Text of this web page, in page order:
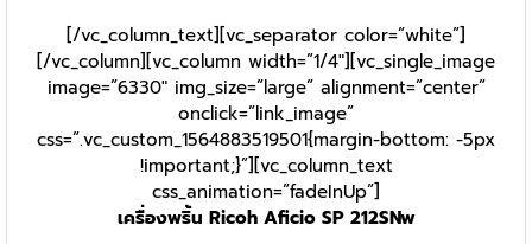
[/vc_column_text][vc_separator color=”white”]
[/vc_column][vc_column width=”1/4″][vc_single_image
image=”6330″ img_size=”large” alignment=”center”
onclick=”link_image”
css=”.vc_custom_1564883519501{margin-bottom: -5px
!important;}”][vc_column_text
css_animation=”fadeInUp”]
เครื่องพริ้น Ricoh Aficio SP 212SNw